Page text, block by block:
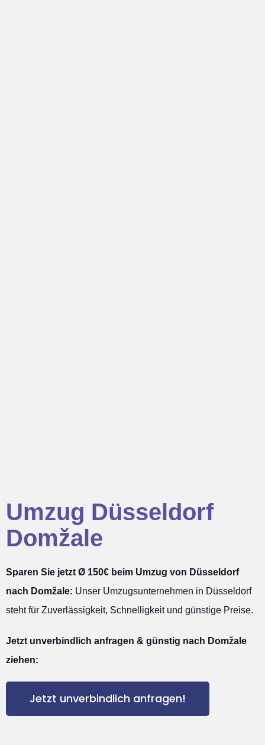
Umzug Düsseldorf
Domžale
Sparen Sie jetzt Ø 150€ beim Umzug von Düsseldorf
nach Domžale: Unser Umzugsunternehmen in Düsseldorf
steht für Zuverlässigkeit, Schnelligkeit und günstige Preise.
Jetzt unverbindlich anfragen & günstig nach Domžale
ziehen:
Jetzt unverbindlich anfragen!